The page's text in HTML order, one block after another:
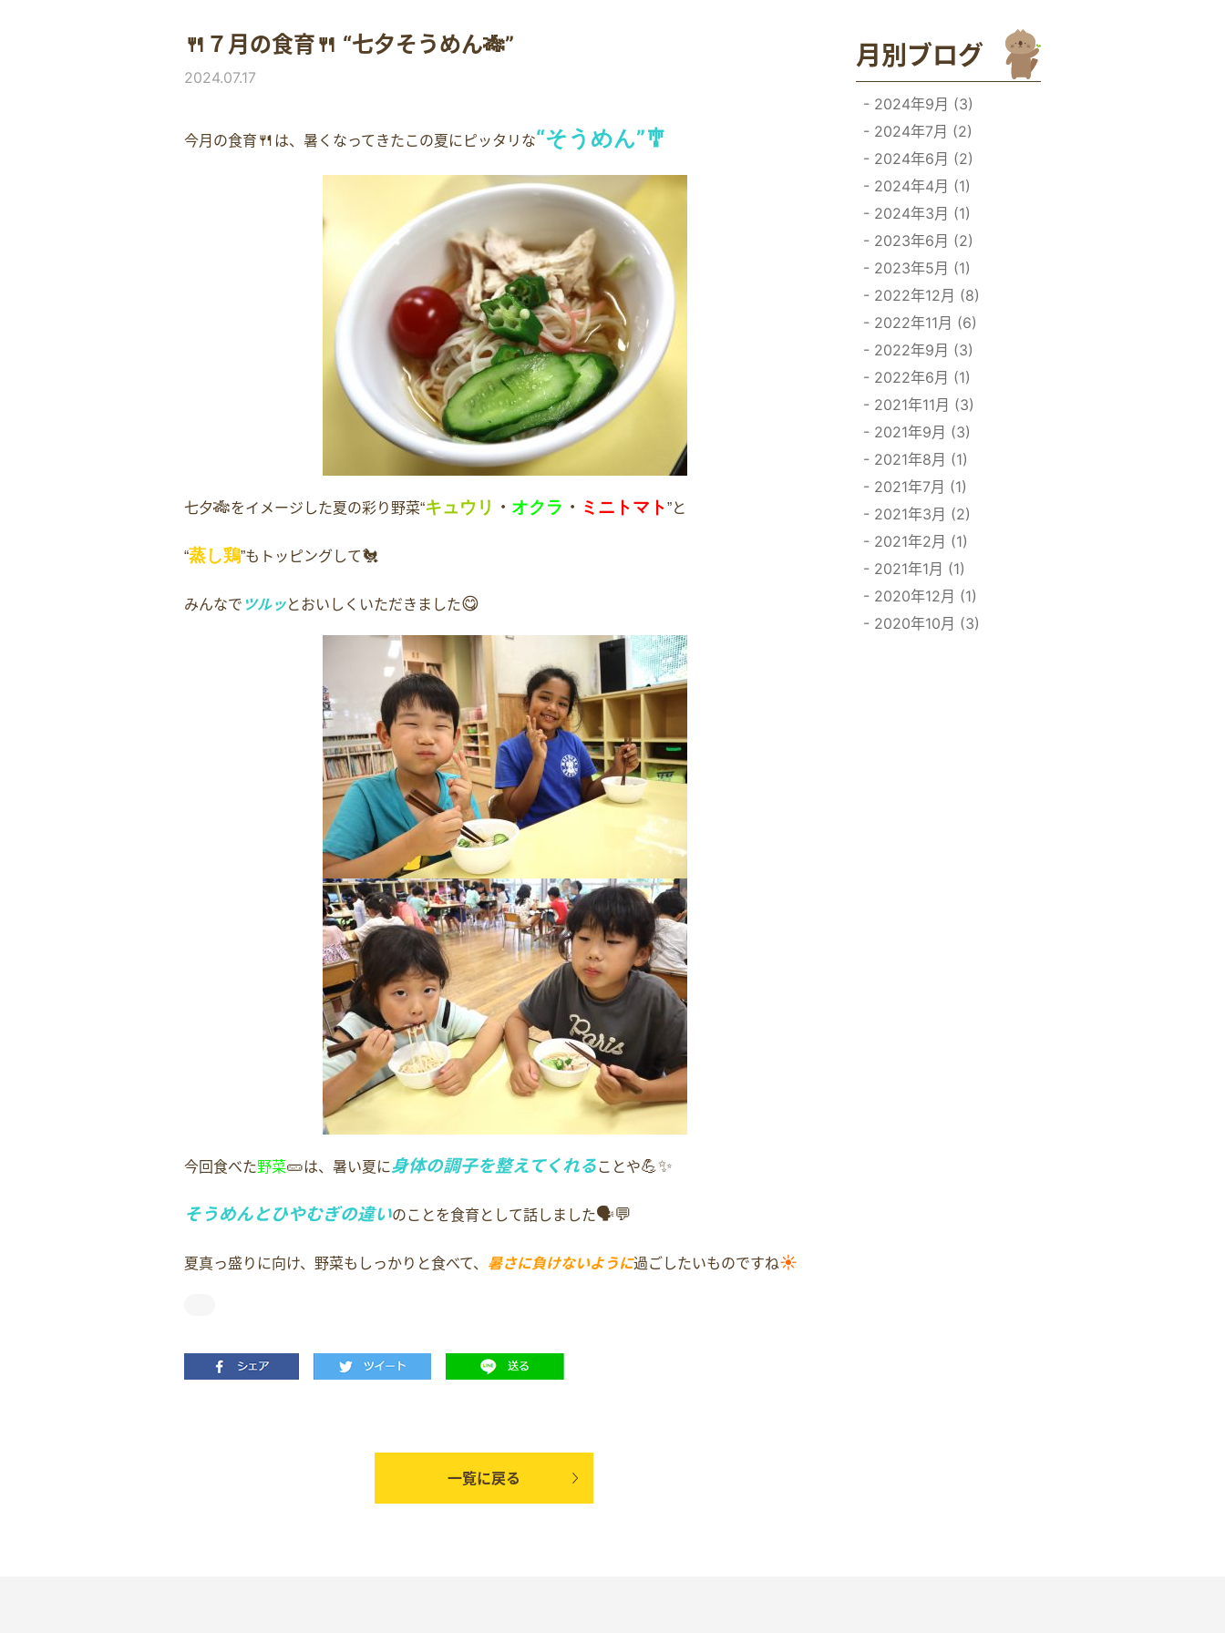
🍴７月の食育🍴 “七夕そうめん🎋”
2024.07.17
今月の食育 🍴 は、暑くなってきたこの夏にピッタリな“そうめん”🎐
七夕🎋をイメージした夏の彩り野菜“キュウリ ・ オクラ ・ ミニトマト”と
“蒸し鶏”もトッピングして🐔
みんなで ツルッとおいしくいただきました😋
今回食べた野菜🥒は、暑い夏に身体の調子を整えてくれることや💪✨
そうめんとひやむぎの違いのことを食育として話しました🗣️💬
夏真っ盛りに向け、野菜もしっかりと食べて、 暑さに負けないように過ごしたいものですね☀️
月別ブログ
2024年9月 (3)
2024年7月 (2)
2024年6月 (2)
2024年4月 (1)
2024年3月 (1)
2023年6月 (2)
2023年5月 (1)
2022年12月 (8)
2022年11月 (6)
2022年9月 (3)
2022年6月 (1)
2021年11月 (3)
2021年9月 (3)
2021年8月 (1)
2021年7月 (1)
2021年3月 (2)
2021年2月 (1)
2021年1月 (1)
2020年12月 (1)
2020年10月 (3)
一覧に戻る